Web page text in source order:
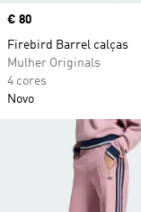
Price
€ 80
Firebird Barrel calças
Mulher Originals
4 cores
Novo